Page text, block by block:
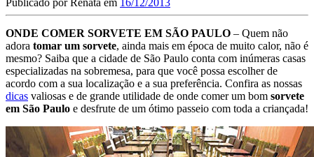
Publicado porRenata em 16/12/2013
ONDE COMER SORVETE EM SÃO PAULO – Quem não
adora tomar um sorvete, ainda mais em época de muito calor, não é
mesmo? Saiba que a cidade de São Paulo conta com inúmeras casas
especializadas na sobremesa, para que você possa escolher de
acordo com a sua localização e a sua preferência. Confira as nossas
dicas valiosas e de grande utilidade de onde comer um bom sorvete
em São Paulo e desfrute de um ótimo passeio com toda a criançada!